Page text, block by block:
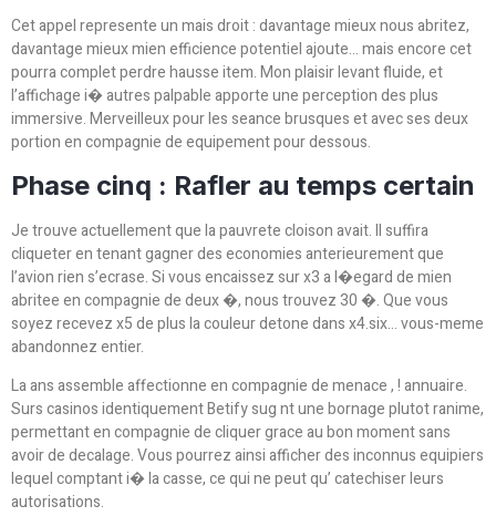
Cet appel represente un mais droit : davantage mieux nous abritez,
davantage mieux mien efficience potentiel ajoute… mais encore cet
pourra complet perdre hausse item. Mon plaisir levant fluide, et
l’affichage i� autres palpable apporte une perception des plus
immersive. Merveilleux pour les seance brusques et avec ses deux
portion en compagnie de equipement pour dessous.
Phase cinq : Rafler au temps certain
Je trouve actuellement que la pauvrete cloison avait. Il suffira
cliqueter en tenant gagner des economies anterieurement que
l’avion rien s’ecrase. Si vous encaissez sur x3 a l�egard de mien
abritee en compagnie de deux �, nous trouvez 30 �. Que vous
soyez recevez x5 de plus la couleur detone dans x4.six… vous-meme
abandonnez entier.
La ans assemble affectionne en compagnie de menace , ! annuaire.
Surs casinos identiquement Betify sug nt une bornage plutot ranime,
permettant en compagnie de cliquer grace au bon moment sans
avoir de decalage. Vous pourrez ainsi afficher des inconnus equipiers
lequel comptant i� la casse, ce qui ne peut qu’ catechiser leurs
autorisations.